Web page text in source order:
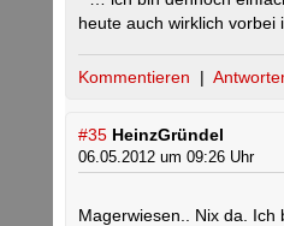
heute auch wirklich vorbei
Kommentieren |
#35 HeinzGründel
06.05.2012 um 09:26 Uhr
Magerwiesen.. Nix da. Ich